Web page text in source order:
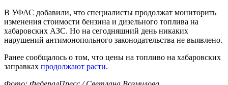
В УФАС добавили, что специалисты продолжат мониторить
изменения стоимости бензина и дизельного топлива на
хабаровских АЗС. Но на сегодняшний день никаких
нарушений антимонопольного законодательства не выявлено.
Ранее сообщалось о том, что цены на топливо на хабаровских
заправках продолжают расти.